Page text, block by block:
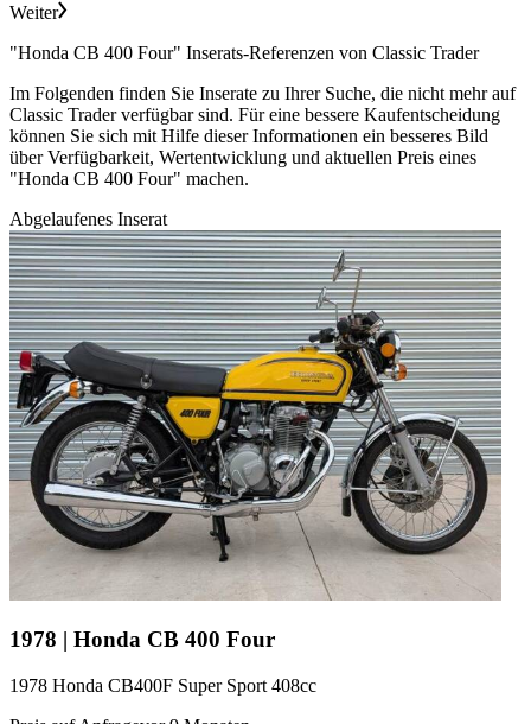
Weiter
"Honda CB 400 Four" Inserats-Referenzen von Classic Trader
Im Folgenden finden Sie Inserate zu Ihrer Suche, die nicht mehr auf
Classic Trader verfügbar sind. Für eine bessere Kaufentscheidung
können Sie sich mit Hilfe dieser Informationen ein besseres Bild
über Verfügbarkeit, Wertentwicklung und aktuellen Preis eines
"Honda CB 400 Four" machen.
Abgelaufenes Inserat
1978 | Honda CB 400 Four
1978 Honda CB400F Super Sport 408cc